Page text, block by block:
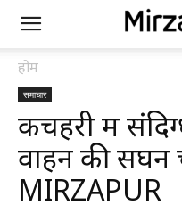
होम
समाचार
कचहरी में
वाहन की सघन
MIRZAPUR